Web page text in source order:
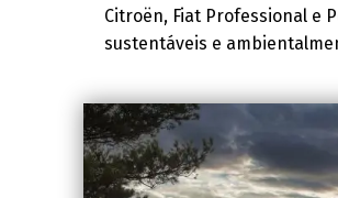
Citroën, Fiat Professional e
sustentáveis e